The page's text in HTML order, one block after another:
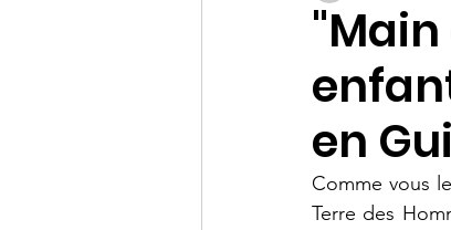
Les Amis de TDHF
événementen
Comme vous
Terre des